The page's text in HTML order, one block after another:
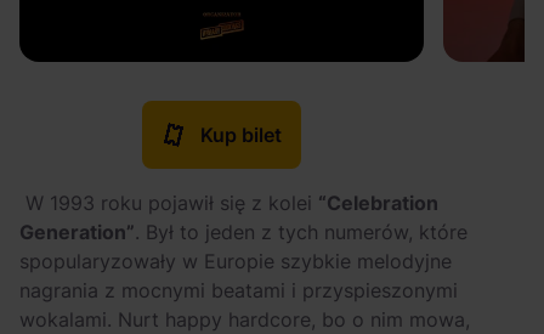
Kup bilet
W 1993 roku pojawił się z kolei “Celebration
Generation”. Był to jeden z tych numerów, które
spopularyzowały w Europie szybkie melodyjne
nagrania z mocnymi beatami i przyspieszonymi
wokalami. Nurt happy hardcore, bo o nim mowa,